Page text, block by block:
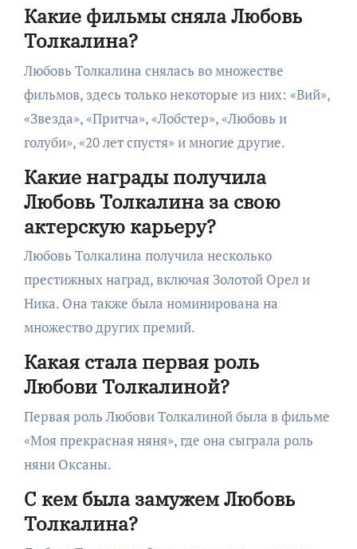
Какие фильмы сняла Любовь
Толкалина?
Любовь Толкалина снялась во множестве
фильмов, здесь только некоторые из них: «Вий»,
«Звезда», «Притча», «Лобстер», «Любовь и
голуби», «20 лет спустя» и многие другие.
Какие награды получила
Любовь Толкалина за свою
актерскую карьеру?
Любовь Толкалина получила несколько
престижных наград, включая Золотой Орел и
Ника. Она также была номинирована на
множество других премий.
Какая стала первая роль
Любови Толкалиной?
Первая роль Любови Толкалиной была в фильме
«Моя прекрасная няня», где она сыграла роль
няни Оксаны.
С кем была замужем Любовь
Толкалина?